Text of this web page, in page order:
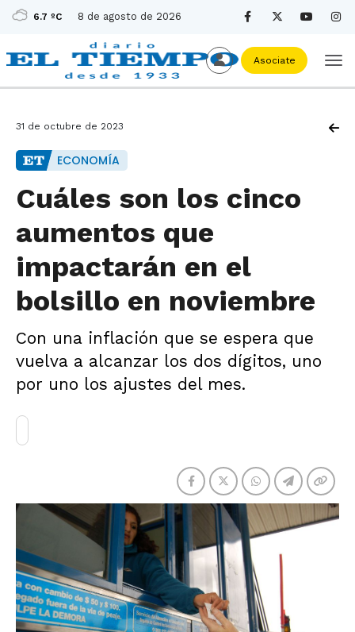
6.7 ºC 8 de agosto de 2026
Asociate
31 de octubre de 2023
ECONOMÍA
Cuáles son los cinco
aumentos que
impactarán en el
bolsillo en noviembre
Con una inflación que se espera que
vuelva a alcanzar los dos dígitos, uno
por uno los ajustes del mes.